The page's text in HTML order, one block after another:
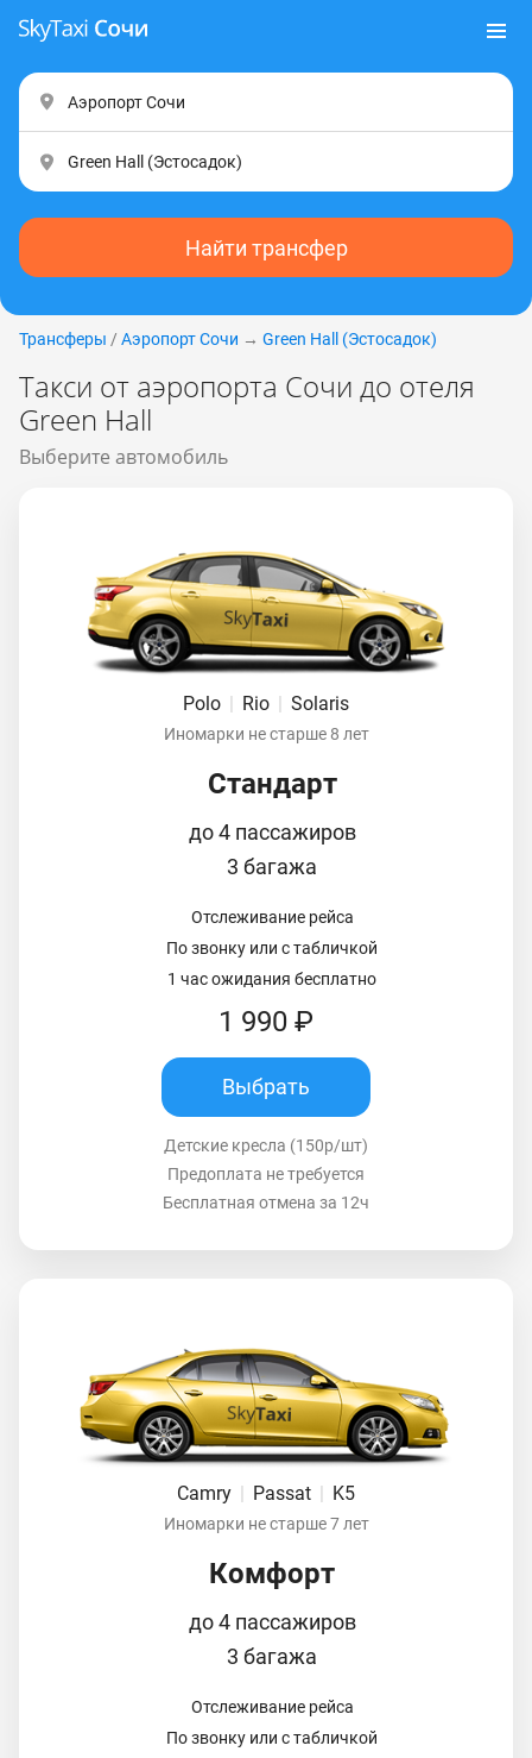
Найти трансфер
Трансферы / Аэропорт Сочи → Green Hall (Эстocaдoк)
Такси от аэропорта Сочи до отеля
Green Hall
Выберите автомобиль
Polo | Rio | Solaris
Иномарки не старше 8 лет
Стандарт
до 4 пассажиров
3 багажа
Отслеживание рейса
По звонку или с табличкой
1 час ожидания бесплатно
1 990 ₽
Выбрать
Детские кресла (150р/шт)
Предоплата не требуется
Бесплатная отмена за 12ч
Camry Passat K5
Иномарки не старше 7 лет
Комфорт
до 4 пассажиров
3 багажа
Отслеживание рейса
По звонку или с табличкой